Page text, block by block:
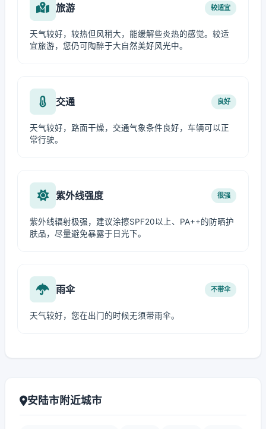
旅游 较适宜
天气较好，较热但风稍大，能缓解些炎热的感觉。较适
宜旅游，您仍可陶醉于大自然美好风光中。
交通 良好
天气较好，路面干燥，交通气象条件良好，车辆可以正
常行驶。
紫外线强度 很强
紫外线辐射极强，建议涂擦SPF20以上、PA++的防晒护
肤品，尽量避免暴露于日光下。
雨伞 不带伞
天气较好，您在出门的时候无须带雨伞。
安陆市附近城市